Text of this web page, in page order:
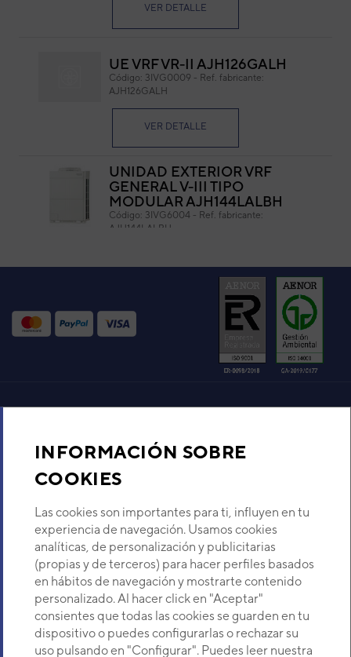
INFORMACIÓN SOBRE
COOKIES
Las cookies son importantes para ti, influyen en tu
experiencia de navegación. Usamos cookies
analíticas, de personalización y publicitarias
(propias y de terceros) para hacer perfiles basados
en hábitos de navegación y mostrarte contenido
personalizado. Al hacer click en "Aceptar"
consientes que todas las cookies se guarden en tu
dispositivo o puedes configurarlas o rechazar su
uso pulsando en "Configurar". Puedes leer nuestra
VER DETALLE
UE VRF VR-II AJH126GALH
Código: 3IVG0009 - Ref. fabricante:
AJH126GALH
VER DETALLE
UNIDAD EXTERIOR VRF
GENERAL V-III TIPO
MODULAR AJH144LALBH
Código: 3IVG6004 - Ref. fabricante:
AJH144LALBH
UE VRF VR-II AJY108GALH
Código:
Ref. fabricante:
AJY108GALH
AJY144GALBH
Código: 3IVF0018- Ref. fabricante:
AJY144GALBH
UNIDAD EXTERIOR VRF
FUJITSU AIRSTAGE V-III
AJY126LALBH
Código:3IVF6003-Ref. fabricante:
AJY126LALBH
VER DETALLE
Sobre Nosotros
Descubre Eurofred
Dónde Estamos
¿Buscas un servicio técnico?